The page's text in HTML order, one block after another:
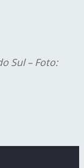
Sul – Foto: